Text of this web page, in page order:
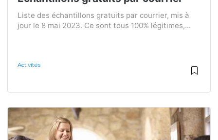
Liste des échantillons gratuits par courrier, mis à
jour le 8 mai 2023. Ce sont tous 100% légitimes,...
Activités